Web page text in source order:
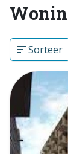
Sorteer